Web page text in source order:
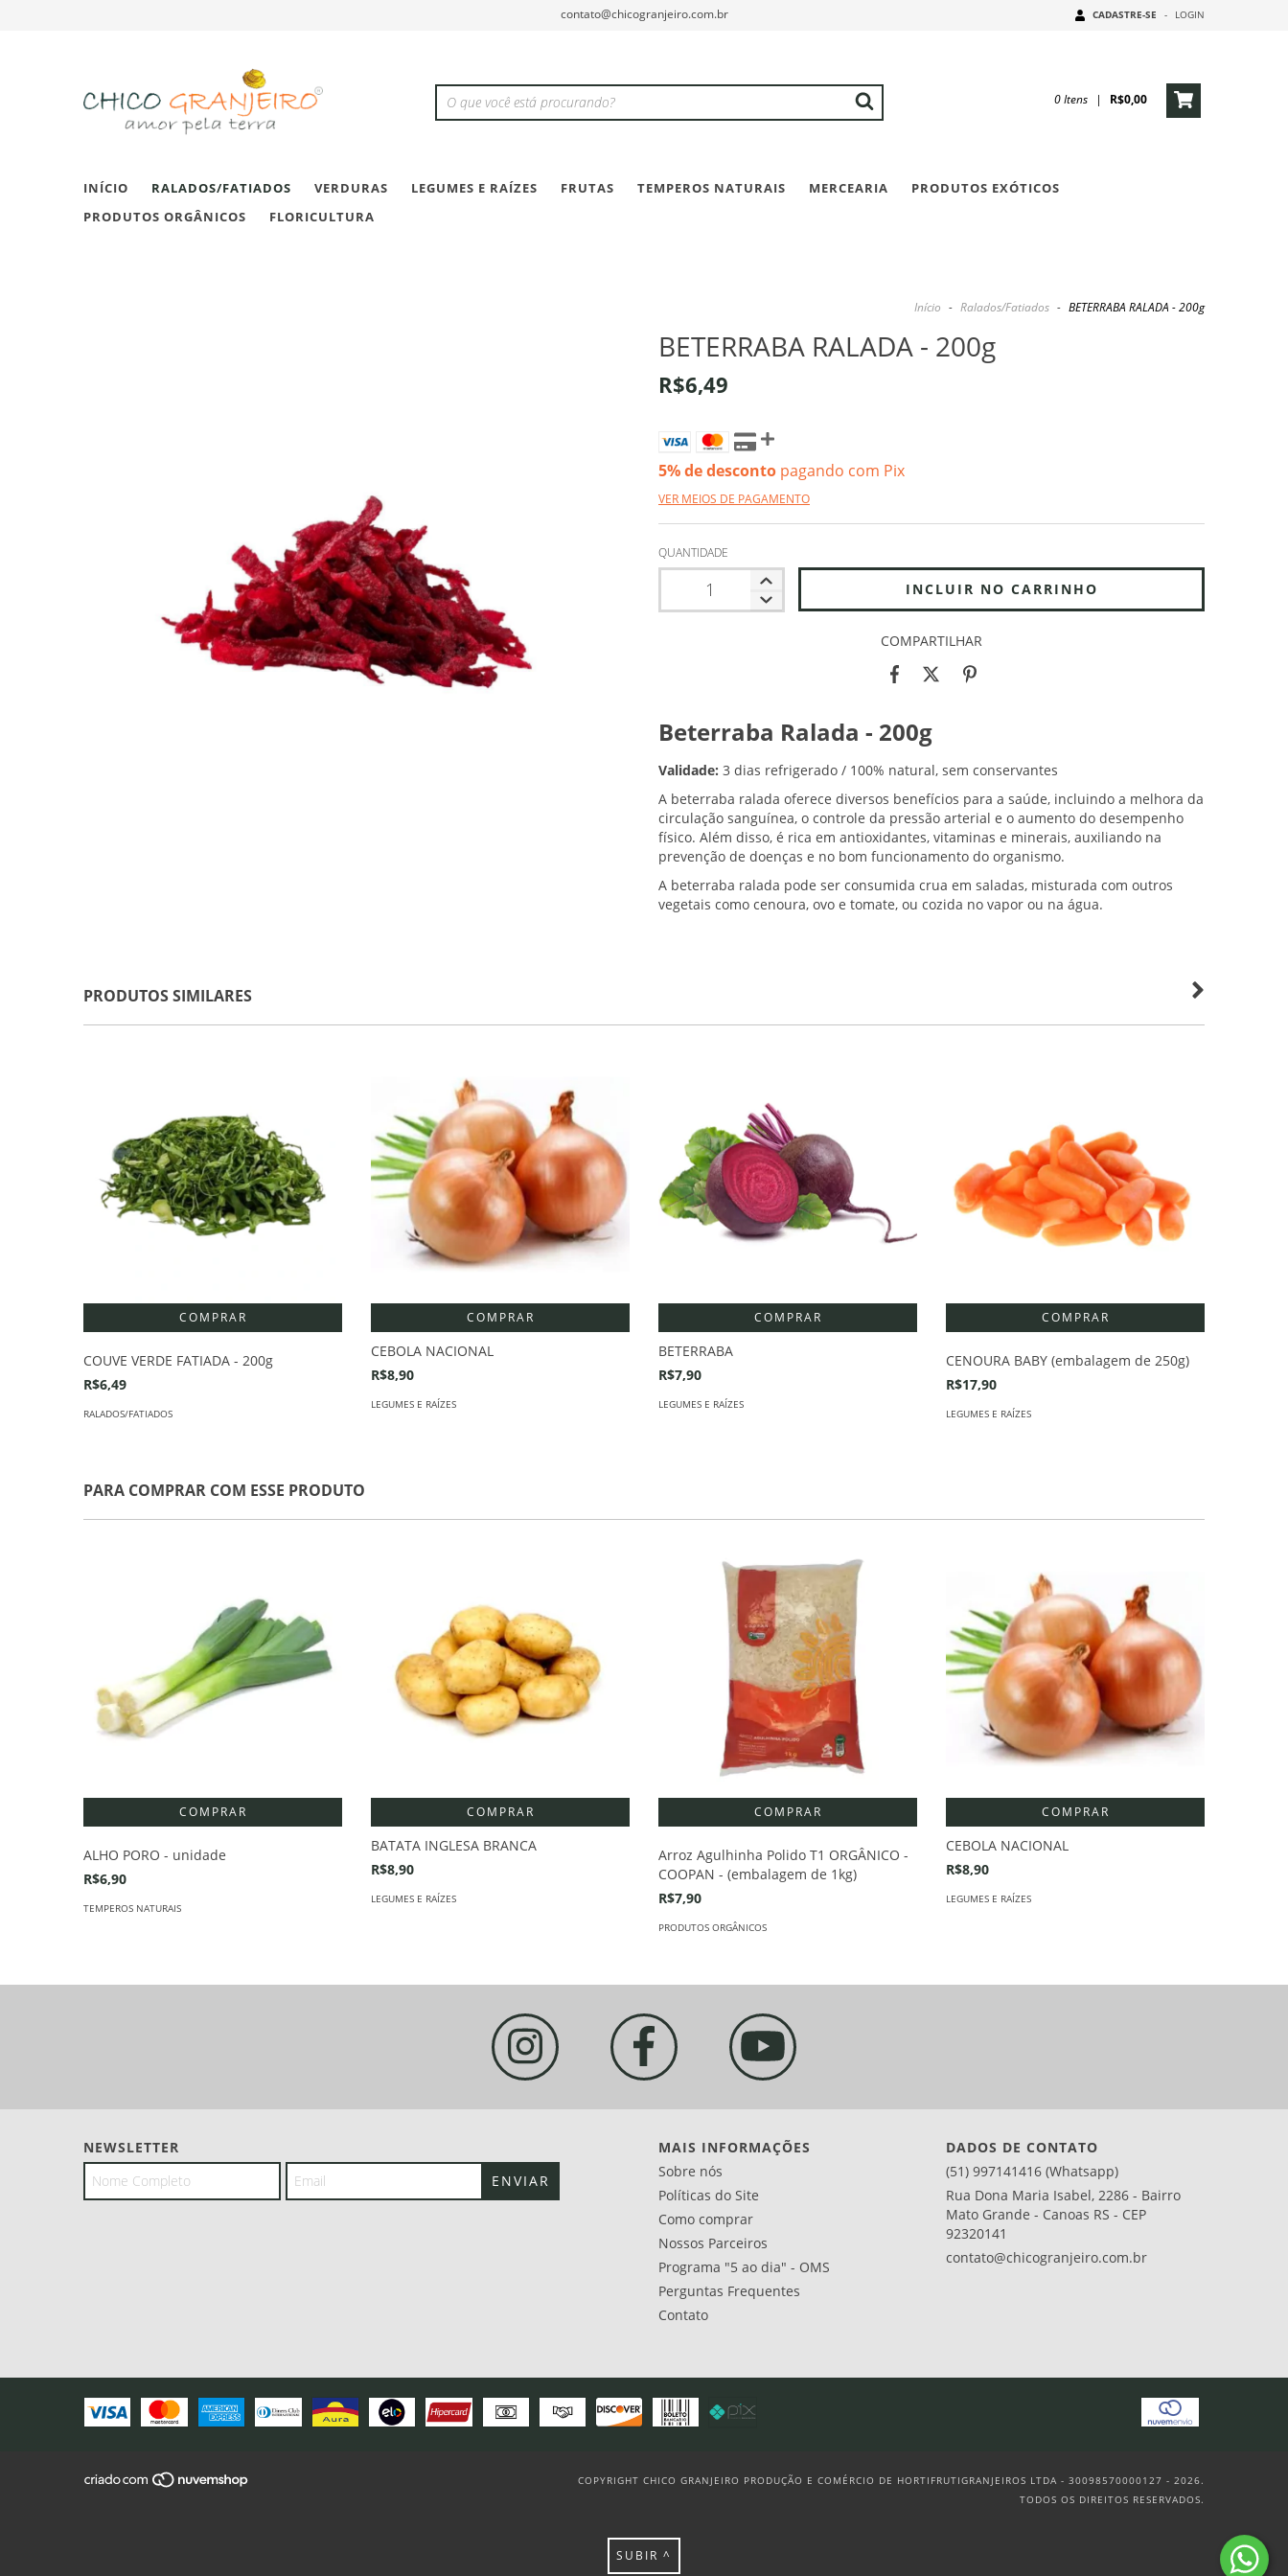
contato@chicogranjeiro.com.br CADASTRE-SE - LOGIN
0Itens | R$0,00
INÍCIO RALADOS/FATIADOS VERDURAS LEGUMES E RAÍZES FRUTAS TEMPEROS NATURAIS MERCEARIA
PRODUTOS EXÓTICOS
PRODUTOS ORGÂNICOS
FLORICULTURA
Início - Ralados/Fatiados - BETERRABA RALADA - 200g
BETERRABA RALADA - 200g
R$6,49
5% de desconto pagando com Pix
VER MEIOS DE PAGAMENTO
QUANTIDADE
COMPARTILHAR
Beterraba Ralada - 200g
Validade: 3 dias refrigerado / 100% natural, sem conservantes
A beterraba ralada oferece diversos benefícios para a saúde, incluindo a melhora da
circulação sanguínea, o controle da pressão arterial e o aumento do desempenho
físico. Além disso, é rica em antioxidantes, vitaminas e minerais, auxiliando na
prevenção de doenças e no bom funcionamento do organismo.
A beterraba ralada pode ser consumida crua em saladas, misturada com outros
vegetais como cenoura, ovo e tomate, ou cozida no vapor ou na água.
PRODUTOS SIMILARES
COUVE VERDE FATIADA - 200g
R$6,49
RALADOS/FATIADOS
COMPRAR
CEBOLA NACIONAL
R$8,90
LEGUMES E RAÍZES
COMPRAR
BETERRABA
R$7,90
LEGUMES E RAÍZES
CENOURA BABY (embalagem de 250g)
R$17,90
LEGUMES E RAÍZES
PARA COMPRAR COM ESSE PRODUTO
ALHO PORO - unidade
R$6,90
TEMPEROS NATURAIS
COMPRAR
BATATA INGLESA BRANCA
R$8,90
LEGUMES E RAÍZES
Arroz Agulhinha Polido T1 ORGÂNICO -
COOPAN - (embalagem de 1kg)
R$7,90
PRODUTOS ORGÂNICOS
COMPRAR
CEBOLA NACIONAL
R$8,90
LEGUMES E RAÍZES
NEWSLETTER
MAIS INFORMAÇÕES
Sobre nós
Políticas do Site
Como comprar
Nossos Parceiros
Programa "5 ao dia" - OMS
Perguntas Frequentes
Contato
DADOS DE CONTATO
(51) 997141416 (Whatsapp)
Rua Dona Maria Isabel, 2286 - Bairro
Mato Grande - Canoas RS - CEP
92320141
contato@chicogranjeiro.com.br
COPYRIGHT CHICO GRANJEIRO PRODUÇÃO E COMÉRCIO DE HORTIFRUTIGRANJEIROS LTDA - 30098570000127 - 2026.
TODOS OS DIREITOS RESERVADOS.
SUBIR ^